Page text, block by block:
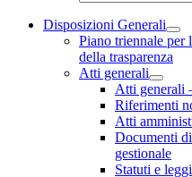
Disposizioni Generali
Piano triennale per
della trasparenza
Atti generali
Atti generali
Riferimenti
Atti
Documenti
gestionale
Statuti e